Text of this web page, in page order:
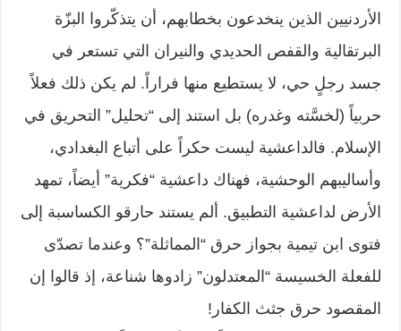
الأردنيين الذين ينخدعون بخطابهم، أن يتذكّروا البزّة
البرتقالية والقفص الحديدي والنيران التي تستعر في
جسد رجلٍ حي، لا يستطيع منها فراراً. لم يكن ذلك فعلاً
حربياً (لخسَّته وغدره) بل استند إلى “تحليل” التحريق في
الإسلام. فالداعشية ليست حكراً على أتباع البغدادي،
وأساليبهم الوحشية، فهناك داعشية “فكرية” أيضاً، تمهد
الأرض لداعشية التطبيق. ألم يستند حارقو الكساسبة إلى
فتوى ابن تيمية بجواز حرق “المماثلة”؟ وعندما تصدّى
للفعلة الخسيسة “المعتدلون” زادوها شناعة، إذ قالوا إن
المقصود حرق جثث الكفار!